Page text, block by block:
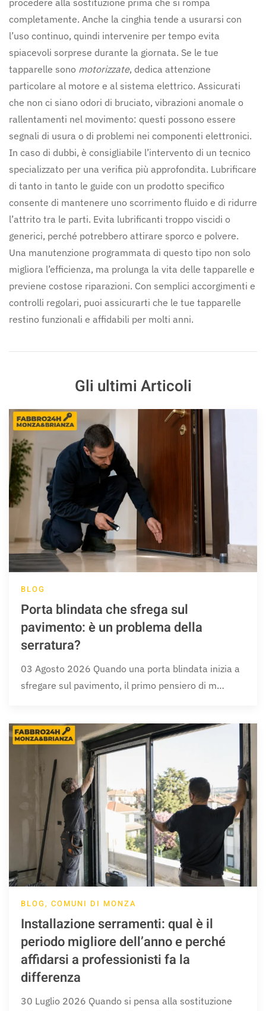
procedere alla sostituzione prima che si rompa
completamente. Anche la cinghia tende a usurarsi con
l’uso continuo, quindi intervenire per tempo evita
spiacevoli sorprese durante la giornata. Se le tue
tapparelle sono motorizzate, dedica attenzione
particolare al motore e al sistema elettrico. Assicurati
che non ci siano odori di bruciato, vibrazioni anomale o
rallentamenti nel movimento: questi possono essere
segnali di usura o di problemi nei componenti elettronici.
In caso di dubbi, è consigliabile l’intervento di un tecnico
specializzato per una verifica più approfondita. Lubrificare
di tanto in tanto le guide con un prodotto specifico
consente di mantenere uno scorrimento fluido e di ridurre
l’attrito tra le parti. Evita lubrificanti troppo viscidi o
generici, perché potrebbero attirare sporco e polvere.
Una manutenzione programmata di questo tipo non solo
migliora l’efficienza, ma prolunga la vita delle tapparelle e
previene costose riparazioni. Con semplici accorgimenti e
controlli regolari, puoi assicurarti che le tue tapparelle
restino funzionali e affidabili per molti anni.
Gli ultimi Articoli
BLOG
Porta blindata che sfrega sul
pavimento: è un problema della
serratura?
03 Agosto 2026 Quando una porta blindata inizia a
sfregare sul pavimento, il primo pensiero di m…
BLOG, COMUNI DI MONZA
Installazione serramenti: qual è il
periodo migliore dell’anno e perché
affidarsi a professionisti fa la
differenza
30 Luglio 2026 Quando si pensa alla sostituzione